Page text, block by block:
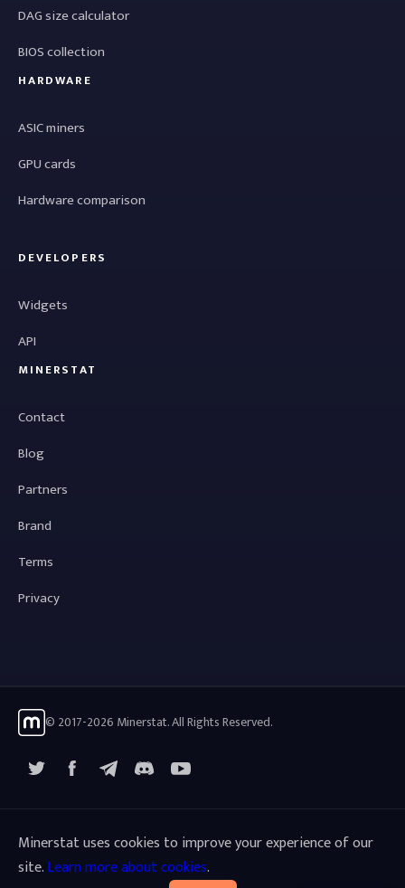
DAG size calculator
BIOS collection
HARDWARE
ASIC miners
GPU cards
Hardware comparison
DEVELOPERS
Widgets
API
MINERSTAT
Contact
Blog
Partners
Brand
Terms
Privacy
© 2017-2026 Minerstat. All Rights Reserved.
FacebookTelegramYouTube
Minerstat uses cookies to improve your experience of our
site.Learn more about cookies.